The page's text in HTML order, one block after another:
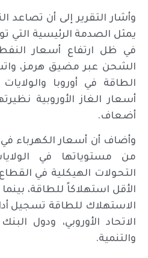
وأشار التقرير إلى أن تصاعد
يمثل الصدمة الرئيسية التي
في ظل ارتفاع أسعار
الشحن عبر مضيق هرمز،
الطاقة في أوروبا
أضعاف.
وأضاف أن أسعار الكهرباء في
من مستوياتها في
التحولات الهيكلية في
الأقل استهلاكاً للطاقة،
الاستهلاك للطاقة تسجيل
الاتحاد الأوروبي، ودول
والتنمية.